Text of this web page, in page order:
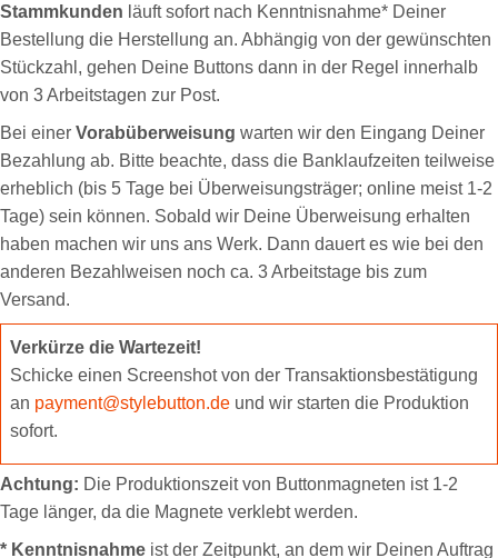
Stammkunden läuft sofort nach Kenntnisnahme* Deiner
Bestellung die Herstellung an. Abhängig von der gewünschten
Stückzahl, gehen Deine Buttons dann in der Regel innerhalb
von 3 Arbeitstagen zur Post.
Bei einer Vorabüberweisung warten wir den Eingang Deiner
Bezahlung ab. Bitte beachte, dass die Banklaufzeiten teilweise
erheblich (bis 5 Tage bei Überweisungsträger; online meist 1-2
Tage) sein können. Sobald wir Deine Überweisung erhalten
haben machen wir uns ans Werk. Dann dauert es wie bei den
anderen Bezahlweisen noch ca. 3 Arbeitstage bis zum
Versand.
Verkürze die Wartezeit!
Schicke einen Screenshot von der Transaktionsbestätigung
an payment@stylebutton.de und wir starten die Produktion
sofort.
Achtung: Die Produktionszeit von Buttonmagneten ist 1-2
Tage länger, da die Magnete verklebt werden.
* Kenntnisnahme ist der Zeitpunkt, an dem wir Deinen Auftrag